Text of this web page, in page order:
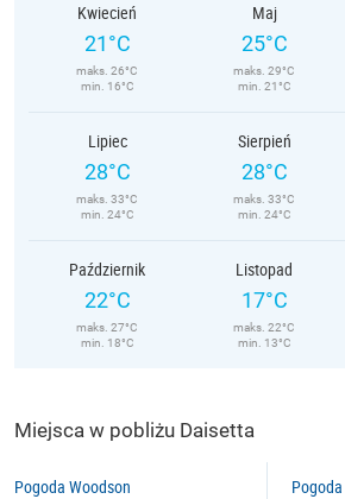
Kwiecień
21°C
maks. 26°C
min. 16°C
Maj
25°C
maks. 29°C
min. 21°C
Lipiec
28°C
maks. 33°C
min. 24°C
Sierpień
28°C
maks. 33°C
min. 24°C
Październik
22°C
maks. 27°C
min. 18°C
Listopad
17°C
maks. 22°C
min. 13°C
Miejsca w pobliżu Daisetta
Pogoda Woodson